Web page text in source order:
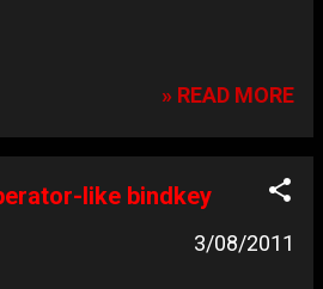
» READ MORE
like bindkey
3/08/2011